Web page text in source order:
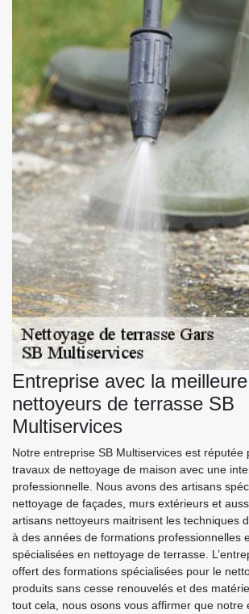
Entreprise avec la
nettoyeurs de terrasse SB
Multiservices
Notre entreprise SB Multiservices est réputée
travaux de nettoyage de maison avec une
professionnelle. Nous avons des artisans
nettoyage de façades, murs extérieurs et
artisans nettoyeurs maitrisent les techniques
à des années de formations professionnelles
spécialisées en nettoyage de terrasse.
offert des formations spécialisées pour le
produits sans cesse renouvelés et des
tout cela, nous osons vous affirmer que notre